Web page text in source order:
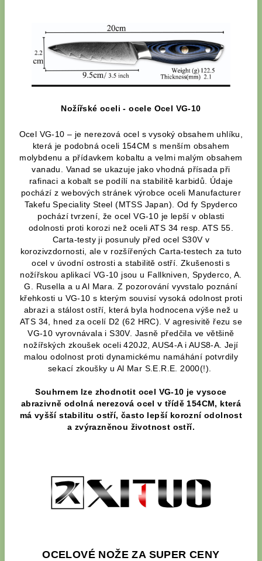
Nožířské oceli - ocele Ocel VG-10
Ocel VG-10 – je nerezová ocel s vysoký obsahem uhlíku,
která je podobná oceli 154CM s menším obsahem
molybdenu a přídavkem kobaltu a velmi malým obsahem
vanadu. Vanad se ukazuje jako vhodná přísada při
rafinaci a kobalt se podílí na stabilitě karbidů. Údaje
pochází z webových stránek výrobce oceli Manufacturer
Takefu Speciality Steel (MTSS Japan). Od fy Spyderco
pochází tvrzení, že ocel VG-10 je lepší v oblasti
odolnosti proti korozi než oceli ATS 34 resp. ATS 55.
Carta-testy ji posunuly před ocel S30V v
korozivzdornosti, ale v rozšířených Carta-testech za tuto
ocel v úvodní ostrosti a stabilitě ostří. Zkušenosti s
nožířskou aplikací VG-10 jsou u Fallkniven, Spyderco, A.
G. Rusella a u Al Mara. Z pozorování vyvstalo poznání
křehkosti u VG-10 s kterým souvisí vysoká odolnost proti
abrazi a stálost ostří, která byla hodnocena výše než u
ATS 34, hned za ocelí D2 (62 HRC). V agresivitě řezu se
VG-10 vyrovnávala i S30V. Jasně předčila ve většině
nožířských zkoušek oceli 420J2, AUS4-A i AUS8-A. Její
malou odolnost proti dynamickému namáhání potvrdily
sekací zkoušky u Al Mar S.E.R.E. 2000(!).
Souhrnem lze zhodnotit ocel VG-10 je vysoce
abrazivně odolná nerezová ocel v třídě 154CM, která
má vyšší stabilitu ostří, často lepší korozní odolnost
a zvýrazněnou životnost ostří.
OCELOVÉ NOŽE ZA SUPER CENY